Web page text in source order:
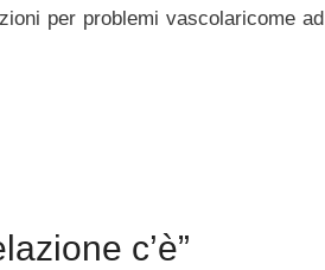
per problemi vascolaricome ad
c’è”